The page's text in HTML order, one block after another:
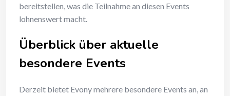
bereitstellen, was die Teilnahme an diesen Events
lohnenswert macht.
Überblick über aktuelle
besondere Events
Derzeit bietet Evony mehrere besondere Events an, an